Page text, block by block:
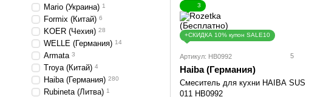
3
+СКИДКА 10% купон SALE10
Артикул: HB0992 5
Haiba (Германия)
Смеситель для кухни HAIBA SUS
011 HB0992
Mario (Украина) 1
Formix (Китай) 6
KOER (Чехия) 28
WELLE (Германия) 14
Armata 3
Troya (Китай) 4
Haiba (Германия) 280
Rubineta (Литва) 1